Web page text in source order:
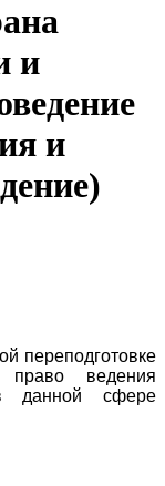
и
и
переподготовке
право ведения
в данной сфере